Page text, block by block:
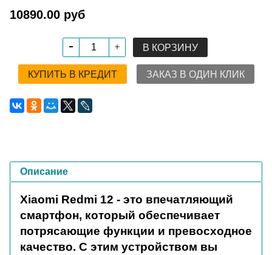
10890.00 руб
В КОРЗИНУ
КУПИТЬ В КРЕДИТ ЗАКАЗ В ОДИН КЛИК
Описание
Xiaomi Redmi 12 - это впечатляющий
смартфон, который обеспечивает
потрясающие функции и превосходное
качество. С этим устройством вы